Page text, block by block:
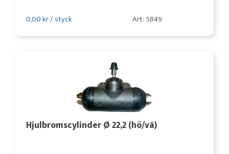
0,00 kr / styck Art: 5849
Hjulbromscylinder Ø 22,2 (hö/vä)